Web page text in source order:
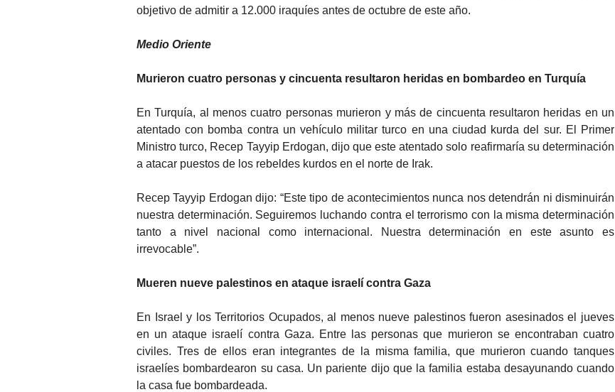
objetivo de admitir a 12.000 iraquíes antes de octubre de este año.
Medio Oriente
Murieron cuatro personas y cincuenta resultaron heridas en bombardeo en Turquía
En Turquía, al menos cuatro personas murieron y más de cincuenta resultaron heridas en un
atentado con bomba contra un vehículo militar turco en una ciudad kurda del sur. El Primer
Ministro turco, Recep Tayyip Erdogan, dijo que este atentado solo reafirmaría su determinación
a atacar puestos de los rebeldes kurdos en el norte de Irak.
Recep Tayyip Erdogan dijo: “Este tipo de acontecimientos nunca nos detendrán ni disminuirán
nuestra determinación. Seguiremos luchando contra el terrorismo con la misma determinación
tanto a nivel nacional como internacional. Nuestra determinación en este asunto es
irrevocable”.
Mueren nueve palestinos en ataque israelí contra Gaza
En Israel y los Territorios Ocupados, al menos nueve palestinos fueron asesinados el jueves
en un ataque israelí contra Gaza. Entre las personas que murieron se encontraban cuatro
civiles. Tres de ellos eran integrantes de la misma familia, que murieron cuando tanques
israelíes bombardearon su casa. Un pariente dijo que la familia estaba desayunando cuando
la casa fue bombardeada.